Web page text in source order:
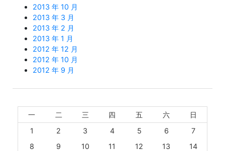
2013 年 10 月
2013 年 3 月
2013 年 2 月
2013 年 1 月
2012 年 12 月
2012 年 10 月
2012 年 9 月
一 二 三 四 五 六
日
1
2 3 4 5 6
7
8
9 10 11 12 13
14